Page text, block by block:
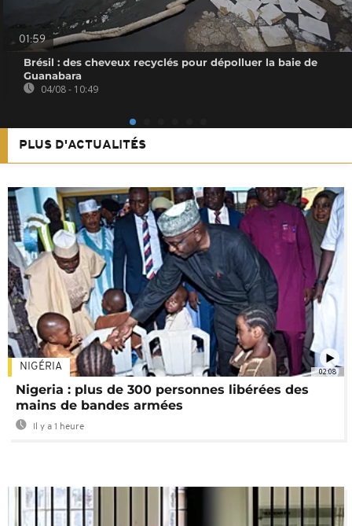
01:59
Brésil : des cheveux recyclés pour dépolluer la baie de
Guanabara
04/08 - 10:49
PLUS D'ACTUALITÉS
02:08
NIGÉRIA
Nigeria : plus de 300 personnes libérées des
mains de bandes armées
Il y a 1 heure